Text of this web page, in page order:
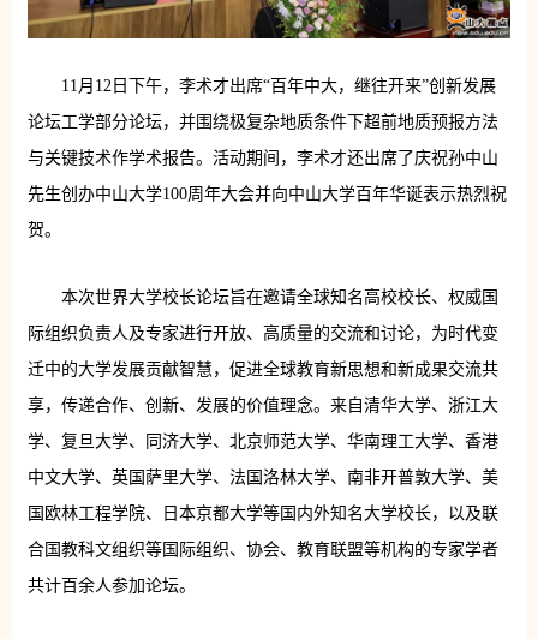
11月12日下午，李术才出席“百年中大，继往开来”创新发展
论坛工学部分论坛，并围绕极复杂地质条件下超前地质预报方法
与关键技术作学术报告。活动期间，李术才还出席了庆祝孙中山
先生创办中山大学100周年大会并向中山大学百年华诞表示热烈祝
贺。
本次世界大学校长论坛旨在邀请全球知名高校校长、权威国
际组织负责人及专家进行开放、高质量的交流和讨论，为时代变
迁中的大学发展贡献智慧，促进全球教育新思想和新成果交流共
享，传递合作、创新、发展的价值理念。来自清华大学、浙江大
学、复旦大学、同济大学、北京师范大学、华南理工大学、香港
中文大学、英国萨里大学、法国洛林大学、南非开普敦大学、美
国欧林工程学院、日本京都大学等国内外知名大学校长，以及联
合国教科文组织等国际组织、协会、教育联盟等机构的专家学者
共计百余人参加论坛。